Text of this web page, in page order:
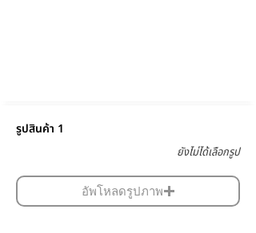
รูปสินค้า 1
ยังไม่ได้เลือกรูป
อัพโหลดรูปภาพ